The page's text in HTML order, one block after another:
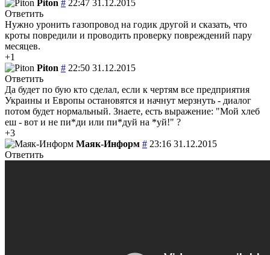
Piton # 22:47 31.12.2015
Ответить
Нужно уронить газопровод на годик другой и сказать, что
кроты повредили и проводить проверку повреждений пару
месяцев.
+1
Piton # 22:50 31.12.2015
Ответить
Да будет по бую кто сделал, если к чертям все предприятия
Украины и Европы остановятся и начнут мерзнуть - диалог
потом будет нормальный. Знаете, есть выражение: "Мой хлеб
еш - вот и не пи*ди или пи*дуй на *уй!" ?
+3
Маяк-Информ # 23:16 31.12.2015
Ответить